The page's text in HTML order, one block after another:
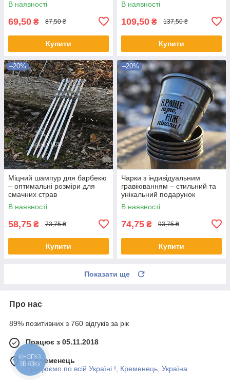
В наявності
69,50 ₴ 87,50 ₴
Купити
кухонне приладдя
В наявності
109,50 ₴ 137,50 ₴
Купити
–20%
Міцний шампур для барбекю
– оптимальні розміри для
смачних страв
В наявності
58,75 ₴ 73,75 ₴
Купити
–20%
Чарки з індивідуальним
гравіюванням – стильний та
унікальний подарунок
В наявності
74,75 ₴ 93,75 ₴
Купити
Показати ще
Про нас
89% позитивних з 760 відгуків за рік
Працює з 05.11.2018
м. Кременець
Працюємо по всій Україні !, Кременець, Україна
КНОПКА
ЗВ'ЯЗКУ